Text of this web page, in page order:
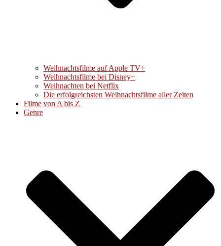
Weihnachtsfilme auf Apple TV+
Weihnachtsfilme bei Disney+
Weihnachten bei Netflix
Die erfolgreichsten Weihnachtsfilme aller Zeiten
Filme von A bis Z
Genre